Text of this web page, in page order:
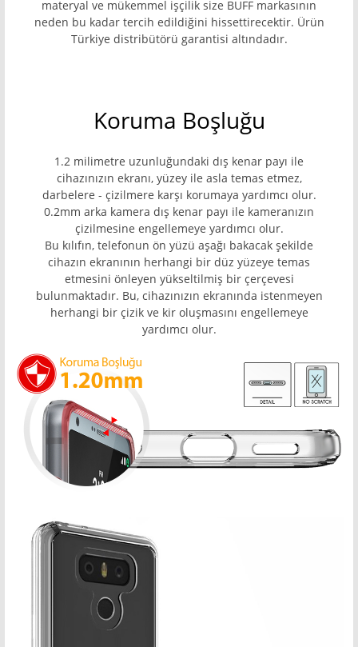
materyal ve mükemmel işçilik size BUFF markasının
neden bu kadar tercih edildiğini hissettirecektir. Ürün
Türkiye distribütörü garantisi altındadır.
Koruma Boşluğu
1.2 milimetre uzunluğundaki dış kenar payı ile
cihazınızın ekranı, yüzey ile asla temas etmez,
darbelere - çizilmere karşı korumaya yardımcı olur.
0.2mm arka kamera dış kenar payı ile kameranızın
çizilmesine engellemeye yardımcı olur.
Bu kılıfın, telefonun ön yüzü aşağı bakacak şekilde
cihazın ekranının herhangi bir düz yüzeye temas
etmesini önleyen yükseltilmiş bir çerçevesi
bulunmaktadır. Bu, cihazınızın ekranında istenmeyen
herhangi bir çizik ve kir oluşmasını engellemeye
yardımcı olur.